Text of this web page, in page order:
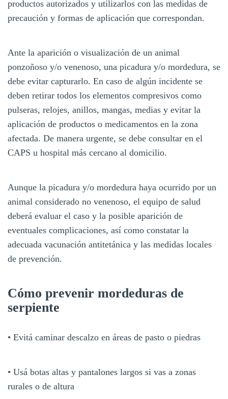
productos autorizados y utilizarlos con las medidas de
precaución y formas de aplicación que correspondan.
Ante la aparición o visualización de un animal
ponzoñoso y/o venenoso, una picadura y/o mordedura, se
debe evitar capturarlo. En caso de algún incidente se
deben retirar todos los elementos compresivos como
pulseras, relojes, anillos, mangas, medias y evitar la
aplicación de productos o medicamentos en la zona
afectada. De manera urgente, se debe consultar en el
CAPS u hospital más cercano al domicilio.
Aunque la picadura y/o mordedura haya ocurrido por un
animal considerado no venenoso, el equipo de salud
deberá evaluar el caso y la posible aparición de
eventuales complicaciones, así como constatar la
adecuada vacunación antitetánica y las medidas locales
de prevención.
Cómo prevenir mordeduras de
serpiente
• Evitá caminar descalzo en áreas de pasto o piedras
• Usá botas altas y pantalones largos si vas a zonas
rurales o de altura